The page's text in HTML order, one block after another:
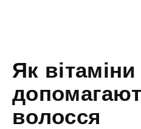
Як вітаміни
волосся